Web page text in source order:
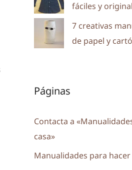
fáciles y
7 creativas
de papel y
Páginas
Contacta a
casa»
Manualidades para hacer